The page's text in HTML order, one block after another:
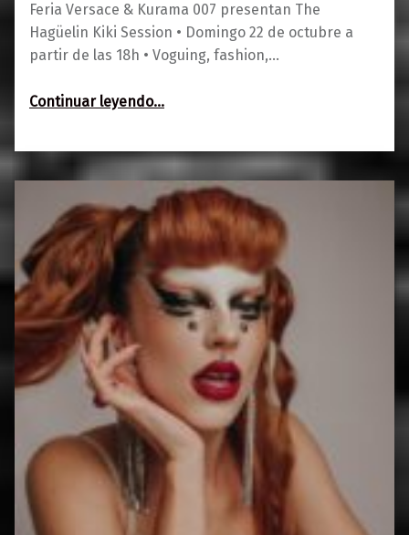
Feria Versace & Kurama 007 presentan The
Hagüelin Kiki Session • Domingo 22 de octubre a
partir de las 18h • Voguing, fashion,…
Continuar leyendo…